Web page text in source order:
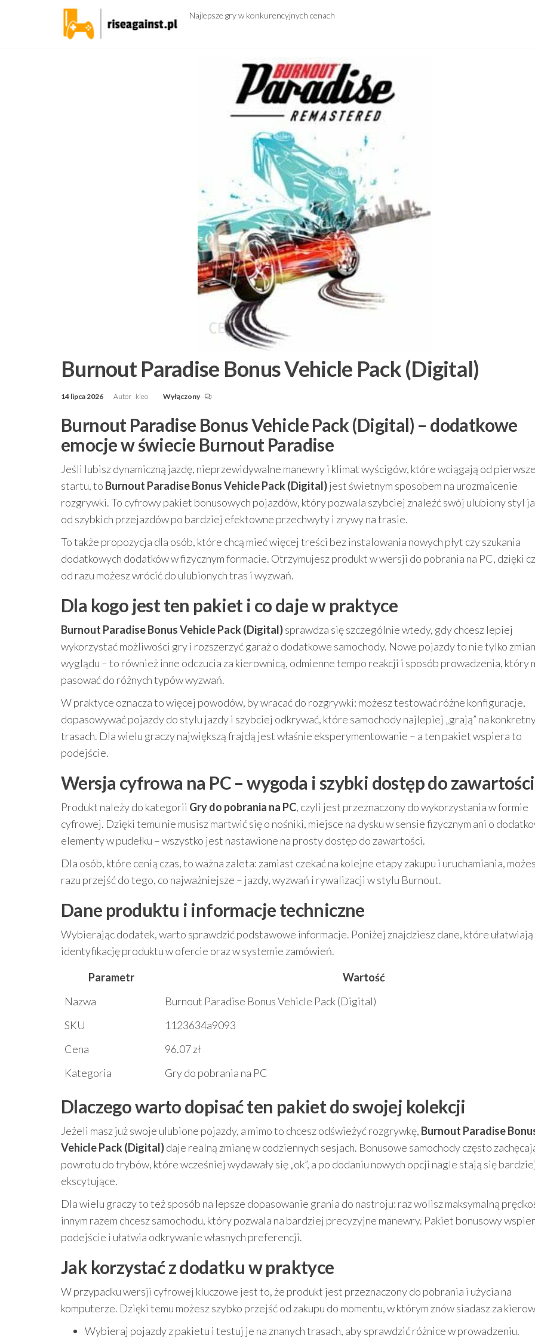
Najlepsze gry w konkurencyjnych cenach
Burnout Paradise Bonus Vehicle Pack (Digital)
14 lipca 2026 Autor kleo Wyłączony
Burnout Paradise Bonus Vehicle Pack (Digital) – dodatkowe
emocje w świecie Burnout Paradise
Jeśli lubisz dynamiczną jazdę, nieprzewidywalne manewry i klimat wyścigów, które wciągają od
startu, to Burnout Paradise Bonus Vehicle Pack (Digital)jest świetnym sposobem na urozmaicenie
rozgrywki. To cyfrowy pakiet bonusowych pojazdów, który pozwala szybciej znaleźć swój ulubiony styl
od szybkich przejazdów po bardziej efektowne przechwyty i zrywy na trasie.
To także propozycja dla osób, które chcą mieć więcej treści bez instalowania nowych płyt czy szukania
dodatkowych dodatków w fizycznym formacie. Otrzymujesz produkt w wersji do pobrania na PC, dzięki
od razu możesz wrócić do ulubionych tras i wyzwań.
Dla kogo jest ten pakiet i co daje w praktyce
Burnout Paradise Bonus Vehicle Pack (Digital)sprawdza się szczególnie wtedy, gdy chcesz lepiej
wykorzystać możliwości gry i rozszerzyć garaż o dodatkowe samochody. Nowe pojazdy to nie tylko
wyglądu – to również inne odczucia za kierownicą, odmienne tempo reakcji i sposób prowadzenia, który
pasować do różnych typów wyzwań.
W praktyce oznacza to więcej powodów, by wracać do rozgrywki: możesz testować różne konfiguracje,
dopasowywać pojazdy do stylu jazdy i szybciej odkrywać, które samochody najlepiej „grają” na
trasach. Dla wielu graczy największą frajdą jest właśnie eksperymentowanie – a ten pakiet wspiera to
podejście.
Wersja cyfrowa na PC – wygoda i szybki dostęp do zawartości
Produkt należy do kategorii Gry do pobrania na PC, czyli jest przeznaczony do wykorzystania w formie
cyfrowej. Dzięki temu nie musisz martwić się o nośniki, miejsce na dysku w sensie fizycznym ani o
elementy w pudełku – wszystko jest nastawione na prosty dostęp do zawartości.
Dla osób, które cenią czas, to ważna zaleta: zamiast czekać na kolejne etapy zakupu i uruchamiania,
razu przejść do tego, co najważniejsze – jazdy, wyzwań i rywalizacji w stylu Burnout.
Dane produktu i informacje techniczne
Wybierając dodatek, warto sprawdzić podstawowe informacje. Poniżej znajdziesz dane, które ułatwiają
identyfikację produktu w ofercie oraz w systemie zamówień.
Parametr
Wartość
Nazwa
Burnout Paradise Bonus Vehicle Pack (Digital)
SKU
1123634a9093
Cena
96.07 zł
Kategoria
Gry do pobrania na PC
Dlaczego warto dopisać ten pakiet do swojej kolekcji
Jeżeli masz już swoje ulubione pojazdy, a mimo to chcesz odświeżyć rozgrywkę, Burnout Paradise
Vehicle Pack (Digital)daje realną zmianę w codziennych sesjach. Bonusowe samochody często
powrotu do trybów, które wcześniej wydawały się „ok”, a po dodaniu nowych opcji nagle stają się bardziej
ekscytujące.
Dla wielu graczy to też sposób na lepsze dopasowanie grania do nastroju: raz wolisz maksymalną
innym razem chcesz samochodu, który pozwala na bardziej precyzyjne manewry. Pakiet bonusowy
podejście i ułatwia odkrywanie własnych preferencji.
Jak korzystać z dodatku w praktyce
W przypadku wersji cyfrowej kluczowe jest to, że produkt jest przeznaczony do pobrania i użycia na
komputerze. Dzięki temu możesz szybko przejść od zakupu do momentu, w którym znów siadasz za
Wybieraj pojazdy z pakietu i testuj je na znanych trasach, aby sprawdzić różnice w prowadzeniu.